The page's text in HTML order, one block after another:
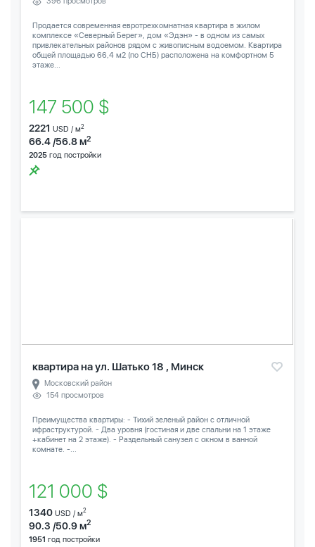
Продается современная евротрехкомнатная квартира в жилом
комплексе «Северный Берег», дом «Эдэн» - в одном из самых
привлекательных районов рядом с живописным водоемом. Квартира
общей площадью 66,4 м2 (по СНБ) расположена на комфортном 5
этаже...
147 500 $
2221 USD / м2
66.4 /56.8 м2
2025 год постройки
квартира на ул. Шатько 18 , Минск
Московский район
154 просмотров
Преимущества квартиры: - Тихий зеленый район с отличной
ифраструктурой. - Два уровня (гостиная и две спальни на 1 этаже
+кабинет на 2 этаже). - Раздельный санузел с окном в ванной
комнате. -...
121 000 $
1340 USD / м2
90.3 /50.9 м2
1951 год постройки